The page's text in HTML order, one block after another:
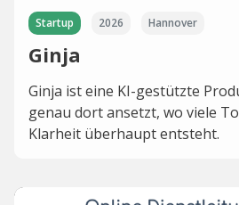
Startup 2026 Hannover
Ginja
Ginja ist eine KI-gestützte
genau dort ansetzt, wo viele
Klarheit überhaupt entsteht.